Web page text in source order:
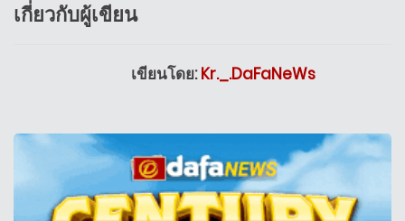
เกี่ยวกับผู้เขียน
เขียนโดย:Kr._.DaFaNeWs